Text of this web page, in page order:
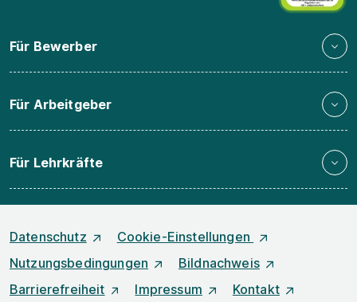
Für Bewerber
Für Arbeitgeber
Für Lehrkräfte
Datenschutz
Cookie-Einstellungen
Nutzungsbedingungen
Bildnachweis
Barrierefreiheit
Impressum Kontakt